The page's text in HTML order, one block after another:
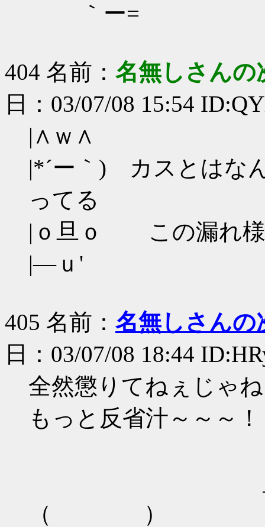
｀ー=ゝ
404 名前： 名無しさんの
日：03/07/08 15:54
|∧ｗ∧
|*´ー｀) カスとはな
ってる
|ｏ旦ｏ この漏れ様
|―ｕ'
405 名前： 名無しさんの
日：03/07/08 18:44
全然懲りてねぇじゃ
もっと反省汁～～～
（ ）